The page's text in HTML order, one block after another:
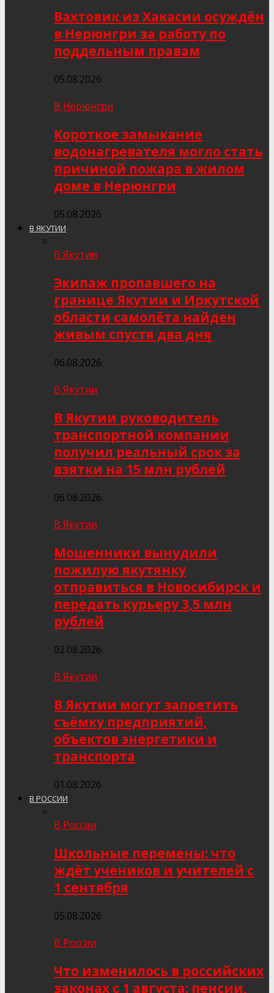
Вахтовик из Хакасии осуждён
в Нерюнгри за работу по
поддельным правам
05.08.2026
В Нерюнгри
Короткое замыкание
водонагревателя могло стать
причиной пожара в жилом
доме в Нерюнгри
05.08.2026
В ЯКУТИИ
В Якутии
Экипаж пропавшего на
границе Якутии и Иркутской
области самолёта найден
живым спустя два дня
06.08.2026
В Якутии
В Якутии руководитель
транспортной компании
получил реальный срок за
взятки на 15 млн рублей
06.08.2026
В Якутии
Мошенники вынудили
пожилую якутянку
отправиться в Новосибирск и
передать курьеру 3,5 млн
рублей
02.08.2026
В Якутии
В Якутии могут запретить
съёмку предприятий,
объектов энергетики и
транспорта
01.08.2026
В РОССИИ
В России
Школьные перемены: что
ждёт учеников и учителей с
1 сентября
05.08.2026
В России
Что изменилось в российских
законах с 1 августа: пенсии,